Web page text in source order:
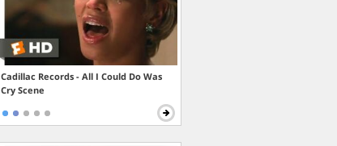
Cadillac Records - All I Could Do Was
Cry Scene